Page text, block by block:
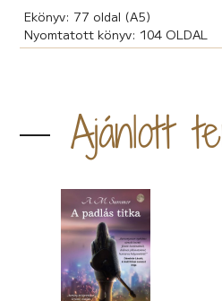
Ekönyv: 77 oldal (A5)
Nyomtatott könyv: 104 OLDAL
Ajánlott